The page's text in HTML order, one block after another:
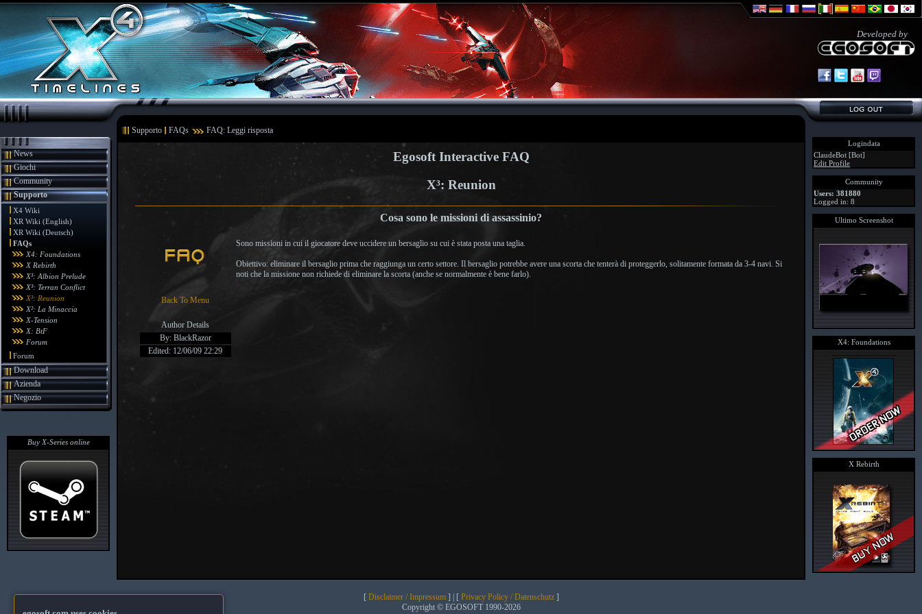
Developed by
Supporto FAQs FAQ: Leggi risposta
News
Giochi
Community
Supporto
X4 Wiki
XR Wiki (English)
XR Wiki (Deutsch)
FAQs
X4: Foundations
X Rebirth
X³: Albion Prelude
X³: Terran Conflict
X³: Reunion
X²: La Minaccia
X-Tension
X: BtF
Forum
Forum
Download
Azienda
Negozio
Buy X-Series online
Egosoft Interactive FAQ
X³: Reunion
Cosa sono le missioni di assassinio?
Back To Menu
Author Details
By: BlackRazor
Edited: 12/06/09 22:29
Sono missioni in cui il giocatore deve uccidere un bersaglio su cui è stata posta una taglia.
Obiettivo: eliminare il bersaglio prima che raggiunga un certo settore. Il bersaglio potrebbe avere una scorta che tenterà di proteggerlo, solitamente formata da 3-4 navi. Si
noti che la missione non richiede di eliminare la scorta (anche se normalmente è bene farlo).
Logindata
ClaudeBot [Bot]
Edit Profile
Community
Users: 381880
Logged in: 8
Ultimo Screenshot
X4: Foundations
X Rebirth
[ Disclaimer / Impressum] | [ Privacy Policy / Datenschutz]
Copyright © EGOSOFT 1990-2026